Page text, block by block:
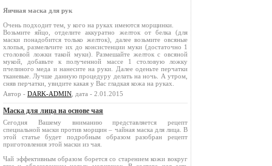
Яичная маска для рук
Очень подходит тем, у кого на руках имеются морщинки.
Возьмите яйцо, отделите аккуратно желток от белка (для
маски понадобится только желток), далее возьмите овсяные
хлопья, размельчите их до консистенции муки (достаточно 1
столовой ложки такой муки). Размешайте желток с овсяной
мукой, добавьте к полученной массе 1 столовую ложку
пчелиного меда и нанесите на руки. Далее оденьте перчатки
тканевые. Лучше данную процедуру делать на ночь. А утром,
сняв перчатки, увидите какая у Вас гладкая кожа на руках.
Автор - DARK-ADMIN , дата - 2.01.2015
Маска для лица на основе чая
Сегодня Вашему вниманию представляется рецепт
специальной маски против морщин – чайная маска для лица. В
этой статье будет подробным образом разобран рецепт
приготовления этой маски из чая.
Чай эффективным образом борется со старением кожи вокруг